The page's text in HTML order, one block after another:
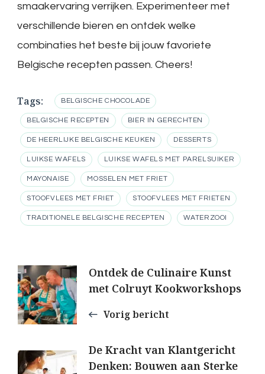
smaakervaring verrijken. Experimenteer met
verschillende bieren en ontdek welke
combinaties het beste bij jouw favoriete
Belgische recepten passen. Cheers!
Tags: BELGISCHE CHOCOLADE
BELGISCHE RECEPTEN BIER IN GERECHTEN
DE HEERLIJKE BELGISCHE KEUKEN DESSERTS
LUIKSE WAFELS LUIKSE WAFELS MET PARELSUIKER
MAYONAISE MOSSELEN MET FRIET
STOOFVLEES MET FRIET STOOFVLEES MET FRIETEN
TRADITIONELE BELGISCHE RECEPTEN WATERZOOI
Berichtnavigatie
Ontdek de Culinaire Kunst
met Colruyt Kookworkshops
Vorig bericht
De Kracht van Klantgericht
Denken: Bouwen aan Sterke